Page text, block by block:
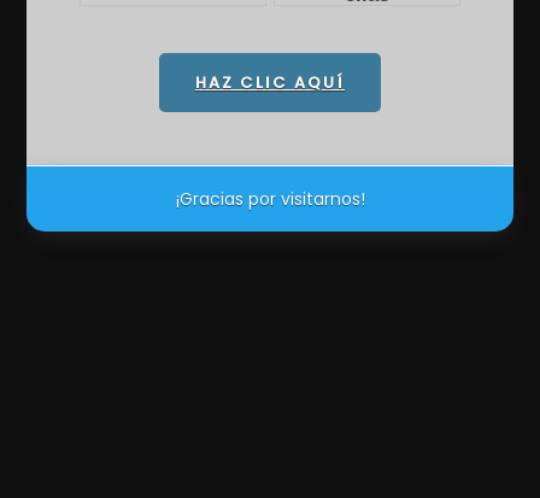
HAZ CLIC AQUÍ
¡Gracias por visitarnos!